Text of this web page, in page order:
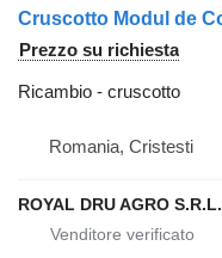
Prezzo su richiesta
Ricambio - cruscotto
Romania, Cristesti
ROYAL DRU AGRO S.R.L.